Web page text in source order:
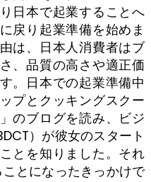
日本で起業することへ
戻り起業準備を始めま
は、日本人消費者はブ
、品質の高さや適正価
。日本での起業準備中
プとクッキングスクー
のブログを読み、ビジ
）が彼女のスタート
とを知りました。それ
とになったきっかけで